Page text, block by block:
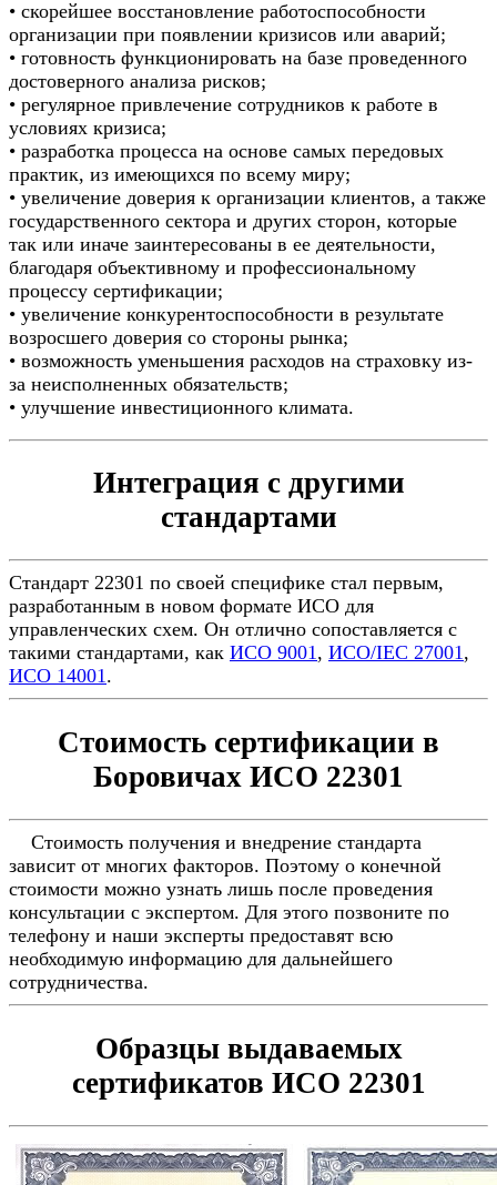
• скорейшее восстановление работоспособности
организации при появлении кризисов или аварий;
• готовность функционировать на базе проведенного
достоверного анализа рисков;
• регулярное привлечение сотрудников к работе в
условиях кризиса;
• разработка процесса на основе самых передовых
практик, из имеющихся по всему миру;
• увеличение доверия к организации клиентов, а также
государственного сектора и других сторон, которые
так или иначе заинтересованы в ее деятельности,
благодаря объективному и профессиональному
процессу сертификации;
• увеличение конкурентоспособности в результате
возросшего доверия со стороны рынка;
• возможность уменьшения расходов на страховку из-
за неисполненных обязательств;
• улучшение инвестиционного климата.
Интеграция с другими
стандартами
Стандарт 22301 по своей специфике стал первым,
разработанным в новом формате ИСО для
управленческих схем. Он отлично сопоставляется с
такими стандартами, как ИСО 9001, ИСО/IEC 27001,
ИСО 14001.
Стоимость сертификации в
Боровичах ИСО 22301
Стоимость получения и внедрение стандарта
зависит от многих факторов. Поэтому о конечной
стоимости можно узнать лишь после проведения
консультации с экспертом. Для этого позвоните по
телефону и наши эксперты предоставят всю
необходимую информацию для дальнейшего
сотрудничества.
Образцы выдаваемых
сертификатов ИСО 22301